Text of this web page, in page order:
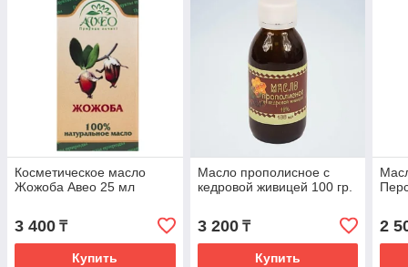
Косметическое масло
Жожоба Авео 25 мл
3 400 ₸
Купить
Масло прополисное с
кедровой живицей 100 гр.
3 200₸
Купить
2